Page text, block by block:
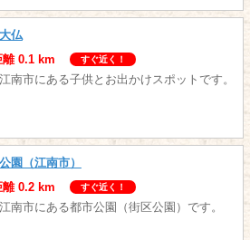
仏
離 0.1 km
すぐ近く！
南市にある子供とお出かけスポットです。
園（江南市）
離 0.2 km
すぐ近く！
南市にある都市公園（街区公園）です。